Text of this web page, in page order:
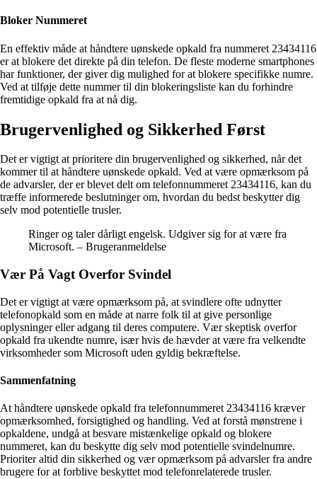
Bloker Nummeret
En effektiv måde at håndtere uønskede opkald fra nummeret 23434116
er at blokere det direkte på din telefon. De fleste moderne smartphones
har funktioner, der giver dig mulighed for at blokere specifikke numre.
Ved at tilføje dette nummer til din blokeringsliste kan du forhindre
fremtidige opkald fra at nå dig.
Brugervenlighed og Sikkerhed Først
Det er vigtigt at prioritere din brugervenlighed og sikkerhed, når det
kommer til at håndtere uønskede opkald. Ved at være opmærksom på
de advarsler, der er blevet delt om telefonnummeret 23434116, kan du
træffe informerede beslutninger om, hvordan du bedst beskytter dig
selv mod potentielle trusler.
Ringer og taler dårligt engelsk. Udgiver sig for at være fra
Microsoft. – Brugeranmeldelse
Vær På Vagt Overfor Svindel
Det er vigtigt at være opmærksom på, at svindlere ofte udnytter
telefonopkald som en måde at narre folk til at give personlige
oplysninger eller adgang til deres computere. Vær skeptisk overfor
opkald fra ukendte numre, især hvis de hævder at være fra velkendte
virksomheder som Microsoft uden gyldig bekræftelse.
Sammenfatning
At håndtere uønskede opkald fra telefonnummeret 23434116 kræver
opmærksomhed, forsigtighed og handling. Ved at forstå mønstrene i
opkaldene, undgå at besvare mistænkelige opkald og blokere
nummeret, kan du beskytte dig selv mod potentielle svindelnumre.
Prioriter altid din sikkerhed og vær opmærksom på advarsler fra andre
brugere for at forblive beskyttet mod telefonrelaterede trusler.